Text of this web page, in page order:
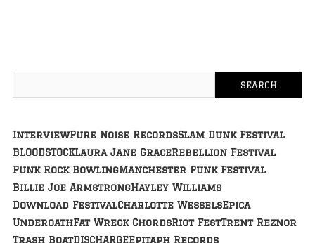
InterviewPure Noise RecordsSlam Dunk Festival
BLOODSTOCKLaura Jane GraceRebellion Festival
Punk Rock BowlingManchester Punk Festival
Billie Joe ArmstrongHayley Williams
Download FestivalCharlotte WesselsEpica
UnderoathFat Wreck ChordsRiot FestTrent Reznor
Trash BoatDISCHARGEEpitaph Records